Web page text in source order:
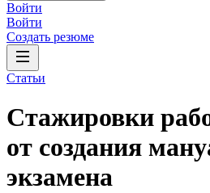
Войти
Войти
Создать резюме
Статьи
Стажировки
от создания
экзамена